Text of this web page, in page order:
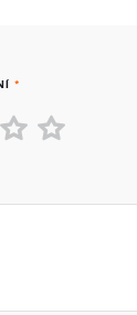
*